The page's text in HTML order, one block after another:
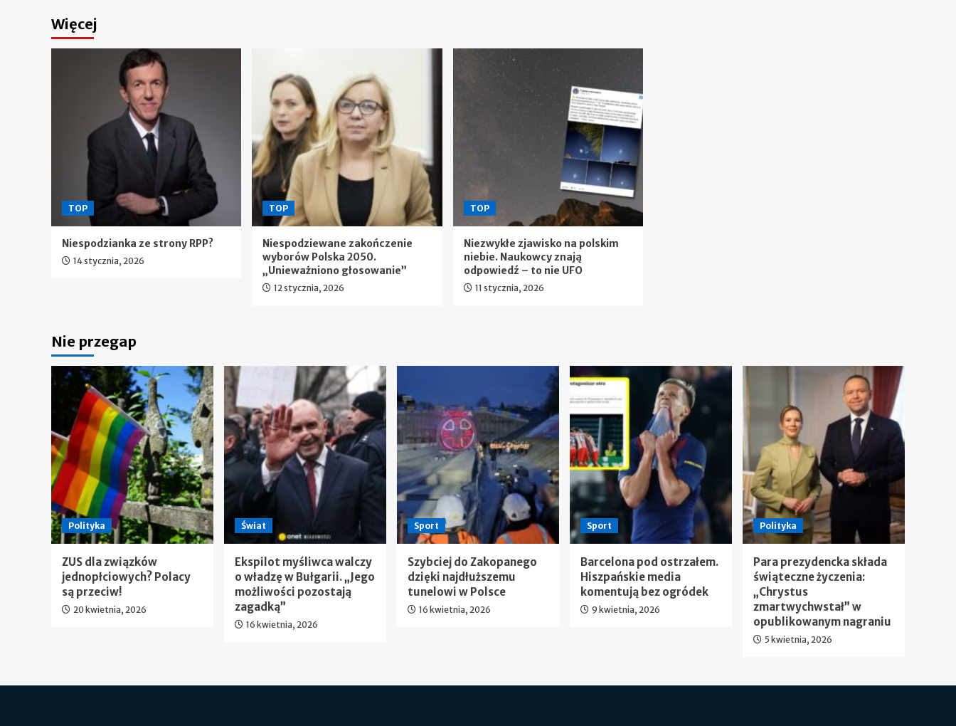
Więcej
TOP
Niespodzianka ze strony RPP?
14 stycznia, 2026
TOP
Niespodziewane zakończenie
wyborów Polska 2050.
„Unieważniono głosowanie”
12 stycznia, 2026
TOP
Niezwykłe zjawisko na polskim
niebie. Naukowcy znają
odpowiedź – to nie UFO
11 stycznia, 2026
Nie przegap
Polityka
ZUS dla związków
jednopłciowych? Polacy
są przeciw!
20 kwietnia, 2026
Świat
Ekspilot myśliwca walczy
o władzę w Bułgarii. „Jego
możliwości pozostają
zagadką”
16 kwietnia, 2026
Sport
Szybciej do Zakopanego
dzięki najdłuższemu
tunelowi w Polsce
16 kwietnia, 2026
Sport
Barcelona pod ostrzałem.
Hiszpańskie media
komentują bez ogródek
9 kwietnia, 2026
Polityka
Para prezydencka składa
świąteczne życzenia:
„Chrystus
zmartwychwstał” w
opublikowanym nagraniu
5 kwietnia, 2026